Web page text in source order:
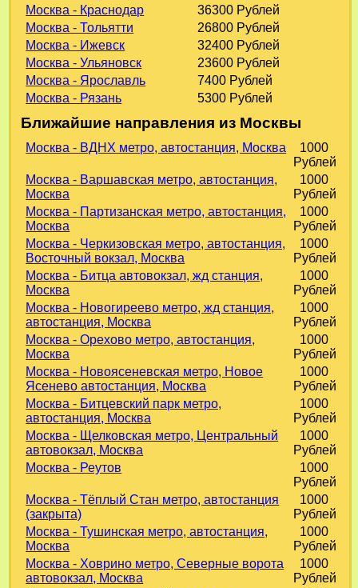
Москва - Краснодар
36300 Рублей
Москва - Тольятти
26800 Рублей
Москва - Ижевск
32400 Рублей
Москва - Ульяновск
23600 Рублей
Москва - Ярославль
7400 Рублей
Москва - Рязань
5300 Рублей
Ближайшие направления из Москвы
Москва - ВДНХ метро, автостанция, Москва
1000
Рублей
Москва - Варшавская метро, автостанция,
Москва
1000
Рублей
Москва - Партизанская метро, автостанция,
Москва
1000
Рублей
Москва - Черкизовская метро, автостанция,
Восточный вокзал, Москва
1000
Рублей
Москва - Битца автовокзал, жд станция,
Москва
1000
Рублей
Москва - Новогиреево метро, жд станция,
автостанция, Москва
1000
Рублей
Москва - Орехово метро, автостанция,
Москва
1000
Рублей
Москва - Новоясеневская метро, Новое
Ясенево автостанция, Москва
1000
Рублей
Москва - Битцевский парк метро,
автостанция, Москва
1000
Рублей
Москва - Щелковская метро, Центральный
автовокзал, Москва
1000
Рублей
Москва - Реутов
1000
Рублей
Москва - Тёплый Стан метро, автостанция
(закрыта)
1000
Рублей
Москва - Тушинская метро, автостанция,
Москва
1000
Рублей
Москва - Ховрино метро, Северные ворота
автовокзал, Москва
1000
Рублей